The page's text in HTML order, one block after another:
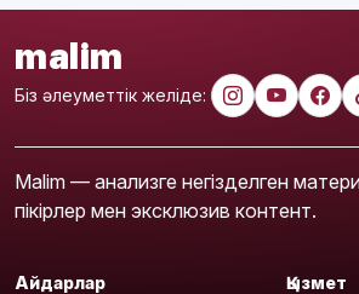
malim
Біз әлеуметтік желіде:
Malim — анализге негізделген
пікірлер мен эксклюзив контент.
Айдарлар Қызмет